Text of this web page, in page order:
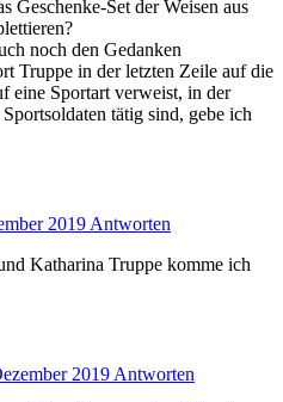
Geschenke-Set der Weisen aus
noch den Gedanken
Truppe in der letzten Zeile auf die
eine Sportart verweist, in der
tätig sind, gebe ich
2019 Antworten
Katharina Truppe komme ich
2019 Antworten